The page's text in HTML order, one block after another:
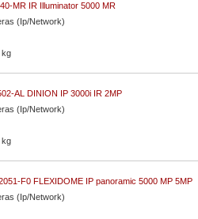
MR IR Illuminator 5000 MR
(Ip/Network)
kg
AL DINION IP 3000i IR 2MP
(Ip/Network)
kg
F0 FLEXIDOME IP panoramic 5000 MP 5MP
(Ip/Network)